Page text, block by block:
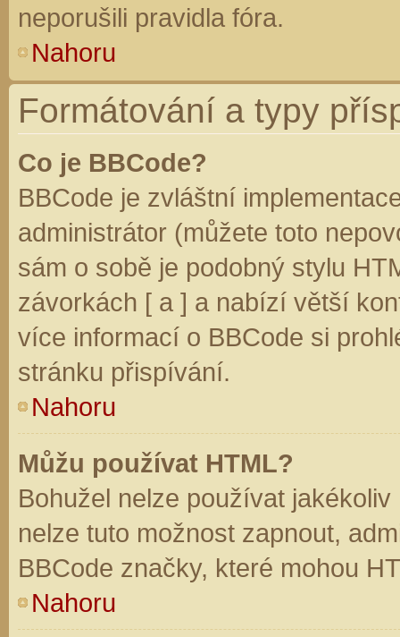
neporušili pravidla fóra.
Nahoru
Formátování a typy
Co je BBCode?
BBCode je zvláštní
administrátor (můžete toto
sám o sobě je podobný stylu
závorkách [ a ] a nabízí větší
více informací o BBCode si
stránku přispívání.
Nahoru
Můžu používat HTML?
Bohužel nelze používat
nelze tuto možnost zapnout,
BBCode značky, které mohou
Nahoru